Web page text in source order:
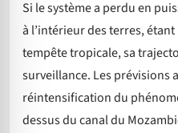
Si le système a perdu en
à l’intérieur des terres,
tempête tropicale, sa
surveillance. Les prévisions
réintensification du
dessus du canal du